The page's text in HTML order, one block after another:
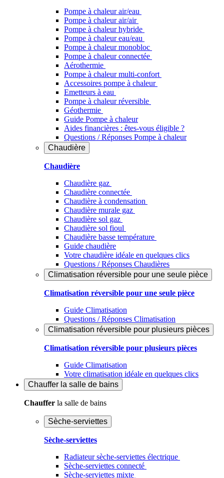
Pompe à chaleur air/eau
Pompe à chaleur air/air
Pompe à chaleur hybride
Pompe à chaleur​ eau/eau
Pompe à chaleur monobloc
Pompe à chaleur connectée
Aérothermie
Pompe à chaleur multi-confort
Accessoires pompe à chaleur
Emetteurs à eau
Pompe à chaleur réversible
Géothermie
Guide Pompe à chaleur
Aides financières : êtes-vous éligible ?
Questions / Réponses Pompe à chaleur
Chaudière
Chaudière
Chaudière gaz
Chaudière connectée
Chaudière à condensation
Chaudière murale gaz
Chaudière sol gaz
Chaudière sol fioul
Chaudière basse température
Guide chaudière
Votre chaudière idéale en quelques clics
Questions / Réponses Chaudières
Climatisation réversible pour une seule pièce
Climatisation réversible pour une seule pièce
Guide Climatisation
Questions / Réponses Climatisation
Climatisation réversible pour plusieurs pièces
Climatisation réversible pour plusieurs pièces
Guide Climatisation
Votre climatisation idéale en quelques clics
Chauffer la salle de bains
Chauffer la salle de bains
Sèche-serviettes
Sèche-serviettes
Radiateur sèche-serviettes électrique
Sèche-serviettes connecté
Sèche-serviettes mixte